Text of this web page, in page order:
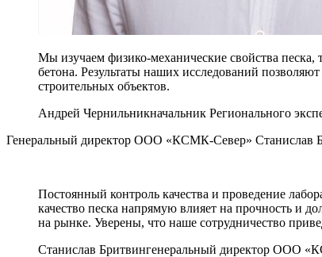
Мы изучаем физико-механические свойства песка,
бетона. Результаты наших исследований
строительных объектов.
Андрей Чернильникначальник Регионального
Генеральный директор ООО «КСМК-Север» Станислав
Постоянный контроль качества и проведение
качество песка напрямую влияет на прочность и
на рынке. Уверены, что наше сотрудничество
Станислав Бритвингенеральный директор ООО